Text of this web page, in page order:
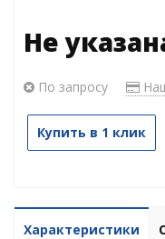
Не
По запросу
Купить в 1 клик
Характеристики